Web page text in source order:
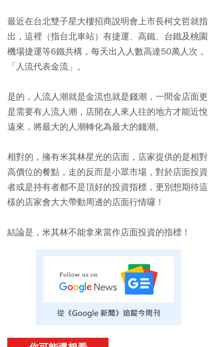
最近在台北雙子星大樓招商說明會上市長柯文哲就指
出，這裡（指台北車站）有捷運、高鐵、台鐵及桃園
機場捷運等6鐵共構，每天出入人數高達50萬人次，
「人流代表金流」。
是的，人流人潮就是金流也就是錢潮，一間金店面更
是需要有人流人潮，店開在人來人往的地方才能近悅
遠來，將最大的人潮轉化為最大的錢潮。
相對的，擁有米其林星光的店面，店家提供的是相對
高價位的餐點，走的反而是小眾市場，對於店面投資
者或是持有者都不是頂好的投資指標，更別想期待這
樣的店家會大大帶動周邊的店面行情囉！
結論是，米其林不能拿來當作店面投資的指標！